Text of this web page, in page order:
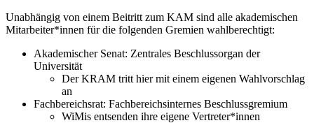
Unabhängig von einem Beitritt zum KAM sind alle akademischen
Mitarbeiter*innen für die folgenden Gremien wahlberechtigt:
Akademischer Senat: Zentrales Beschlussorgan der
Universität
Der KRAM tritt hier mit einem eigenen Wahlvorschlag
an
Fachbereichsrat: Fachbereichsinternes Beschlussgremium
WiMis entsenden ihre eigene Vertreter*innen